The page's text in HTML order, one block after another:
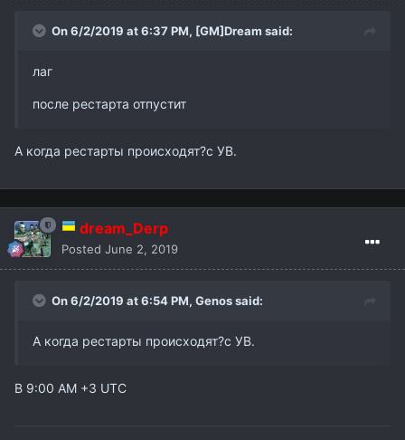
On 6/2/2019 at 6:37 PM, [GM]Dream said:
лаг
после рестарта отпустит
А когда рестарты происходят?с УВ.
dream_Derp
Posted June 2, 2019
On 6/2/2019 at 6:54 PM, Genossaid:
А когда рестарты происходят?с УВ.
В 9:00 AM +3 UTC